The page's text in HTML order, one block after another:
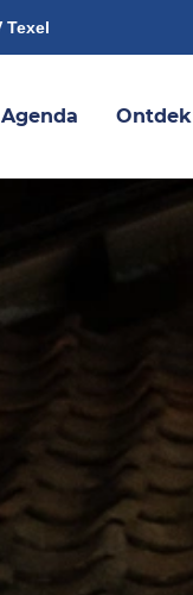
Texel
Agenda Ontdek